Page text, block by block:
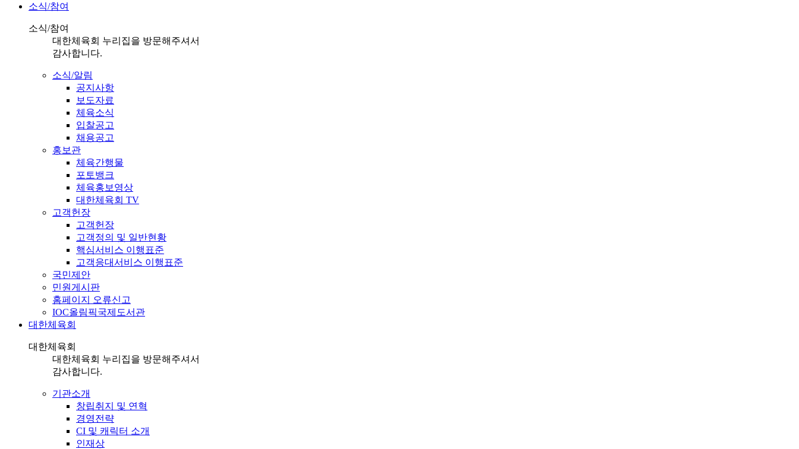
소식/참여
소식/참여
대한체육회 누리집을 방문해주셔서
감사합니다.
소식/알림
공지사항
보도자료
체육소식
입찰공고
채용공고
홍보관
체육간행물
포토뱅크
체육홍보영상
대한체육회 TV
고객헌장
고객헌장
고객정의 및 일반현황
핵심서비스 이행표준
고객응대서비스 이행표준
국민제안
민원게시판
홈페이지 오류신고
IOC올림픽국제도서관
대한체육회
대한체육회
대한체육회 누리집을 방문해주셔서
감사합니다.
기관소개
창립취지 및 연혁
경영전략
CI 및 캐릭터 소개
인재상